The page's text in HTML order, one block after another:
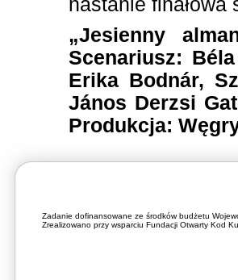
nastanie finałowa
„Jesienny
Scenariusz:
Erika Bodnár,
János Derzsi
Produkcja:
Zadanie dofinansowane ze środków budżetu
Zrealizowano przy wsparciu Fundacji Otwarty Kod